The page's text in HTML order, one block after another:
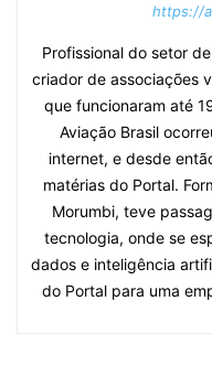
https://
Profissional do setor
criador de associações
que funcionaram até
Aviação Brasil
internet, e desde
matérias do Portal.
Morumbi, teve
tecnologia, onde se
dados e inteligência
do Portal para uma